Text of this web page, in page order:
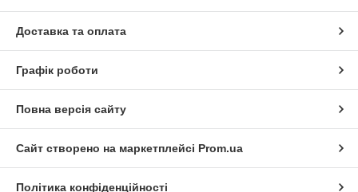
Доставка та оплата
Графік роботи
Повна версія сайту
Сайт створено на маркетплейсі Prom.ua
Політика конфіденційності